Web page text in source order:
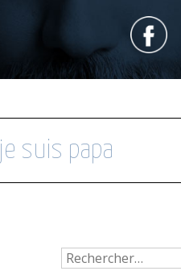
je suis papa